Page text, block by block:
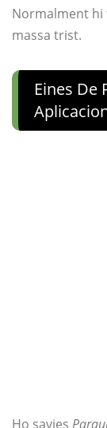
Normalment hi
massa trist.
Eines De
Ho savies